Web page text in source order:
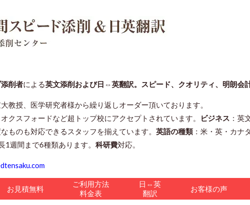
削者による英文添削および日⇔英翻訳。スピード、クオリティ、明朗会
教授、医学研究者様から繰り返しオーダー頂いております。
クスフォードなど超トップ校にアクセプトされています。 ビジネス ：英
ものも対応できるスタッフを揃えています。 英語の種類：米・英・カナ
1週間まで6種類あります。 科研費対応。
お見積無料
ご利用方法
料金表
日⇔英
翻訳
お客様の声